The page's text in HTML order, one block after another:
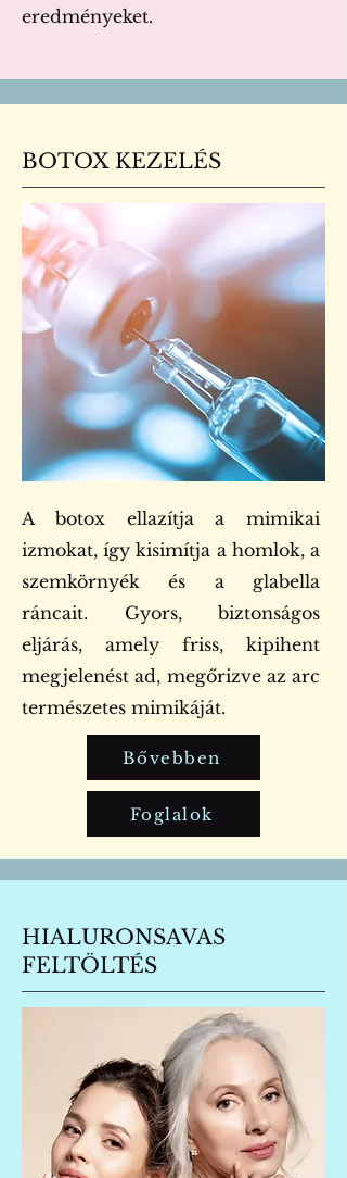
eredményeket.
BOTOX KEZELÉS
A botox ellazítja a mimikai
izmokat, így kisimítja a homlok, a
szemkörnyék és a glabella
ráncait. Gyors, biztonságos
eljárás, amely friss, kipihent
megjelenést ad, megőrizve az arc
természetes mimikáját.
Bővebben
Foglalok
HIALURONSAVAS
FELTÖLTÉS